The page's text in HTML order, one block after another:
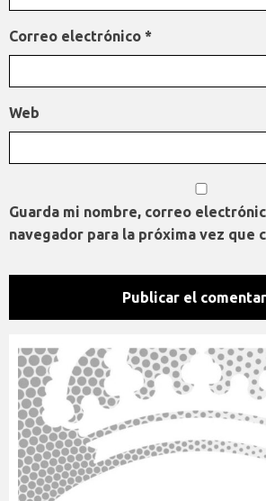
Correo electrónico *
Web
Guarda mi nombre, correo
navegador para la próxima vez que